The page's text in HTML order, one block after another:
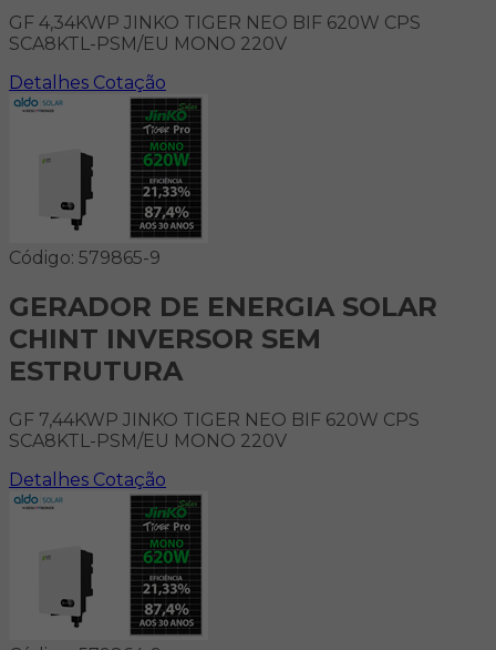
GF 4,34KWP JINKO TIGER NEO BIF 620W CPS
SCA8KTL-PSM/EU MONO 220V
Detalhes Cotação
Código: 579865-9
GERADOR DE ENERGIA SOLAR
CHINT INVERSOR SEM
ESTRUTURA
GF 7,44KWP JINKO TIGER NEO BIF 620W CPS
SCA8KTL-PSM/EU MONO 220V
Detalhes Cotação